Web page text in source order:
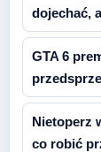
dojechać,
GTA 6
Nietoperz
co robić